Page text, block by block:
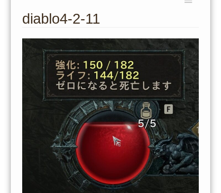
content
diablo4-2-11